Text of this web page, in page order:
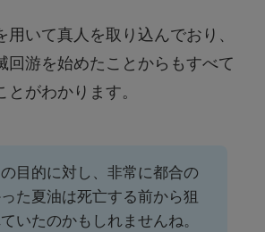
いて真人を取り込んでおり、
回游を始めたことからもすべて
がわかります。
目的に対し、非常に都合の
た夏油は死亡する前から狙
いたのかもしれませんね。